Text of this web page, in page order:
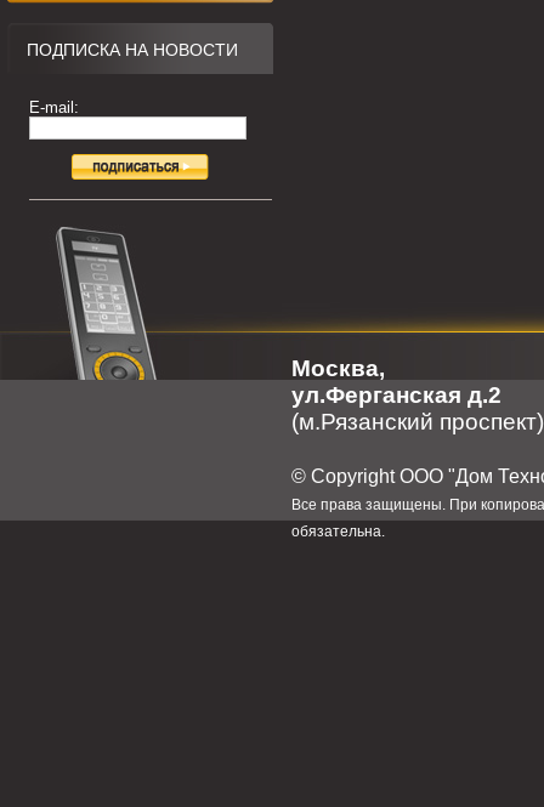
ПОДПИСКА НА НОВОСТИ
E-mail:
Москва,
ул.Ферганская д.2
(м.Рязанский проспект)
© Сopyright ООО "Дом
Все права защищены. При
обязательна.